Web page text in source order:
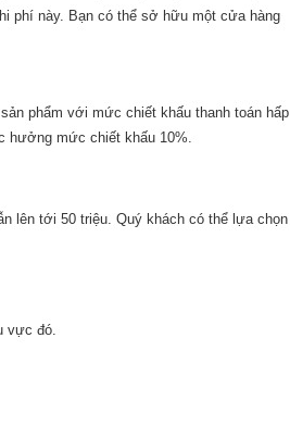
phí này. Bạn có thể sở hữu một cửa hàng
phẩm với mức chiết khấu thanh toán hấp
hưởng mức chiết khấu 10%.
lên tới 50 triệu. Quý khách có thể lựa chọn
vực đó.